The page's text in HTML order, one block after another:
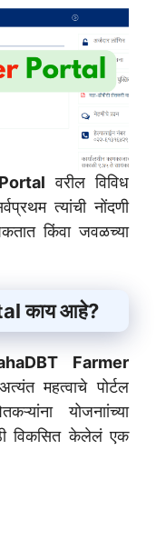
वरील विविध
त्यांची नोंदणी
किंवा जवळच्या
काय आहे?
Farmer
महत्वाचे पोर्टल
योजनाांच्या
विकसित केलेलं एक